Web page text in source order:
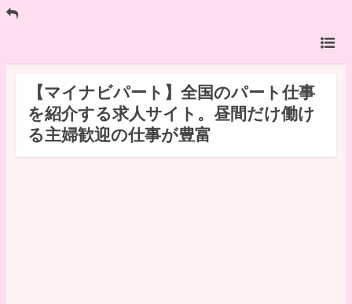
【マイナビパート】全国のパート仕事
を紹介する求人サイト。昼間だけ働け
る主婦歓迎の仕事が豊富